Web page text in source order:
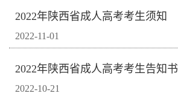
2022年陕西省成人高考考生须知
2022-11-01
2022年陕西省成人高考考生告知书
2022-10-21